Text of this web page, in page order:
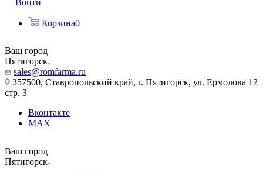
Войти
Корзина0
Ваш город
Пятигорск
sales@romfarma.ru
357500, Ставропольский край, г. Пятигорск, ул. Ермолова 12
стр. 3
Вконтакте
MAX
Ваш город
Пятигорск